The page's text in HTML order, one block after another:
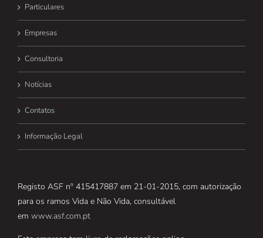
Particulares
Empresas
Consultoria
Notícias
Contatos
Informação Legal
Registo ASF nº 415417887 em 21-01-2015, com autorização
para os ramos Vida e Não Vida, consultável
em www.asf.com.pt